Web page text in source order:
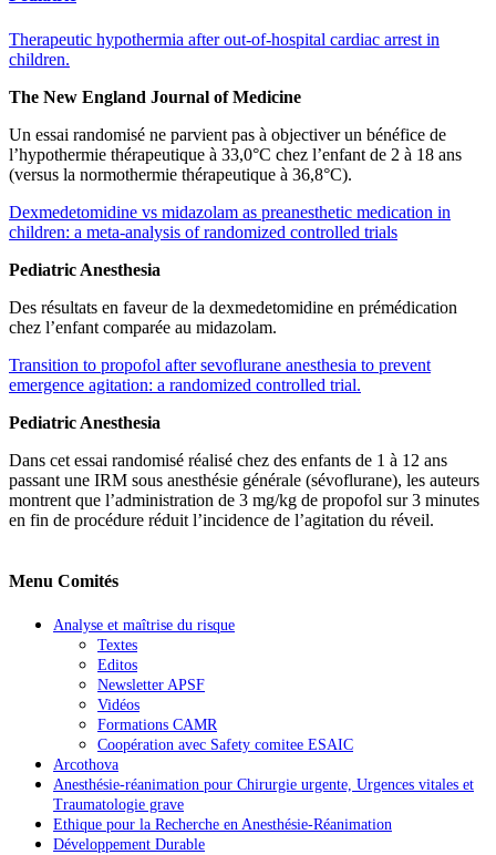
Therapeutic hypothermia after out-of-hospital cardiac arrest in
children.
The New England Journal of Medicine
Un essai randomisé ne parvient pas à objectiver un bénéfice de
l’hypothermie thérapeutique à 33,0°C chez l’enfant de 2 à 18 ans
(versus la normothermie thérapeutique à 36,8°C).
Dexmedetomidine vs midazolam as preanesthetic medication in
children: a meta-analysis of randomized controlled trials
Pediatric Anesthesia
Des résultats en faveur de la dexmedetomidine en prémédication
chez l’enfant comparée au midazolam.
Transition to propofol after sevoflurane anesthesia to prevent
emergence agitation: a randomized controlled trial.
Pediatric Anesthesia
Dans cet essai randomisé réalisé chez des enfants de 1 à 12 ans
passant une IRM sous anesthésie générale (sévoflurane), les auteurs
montrent que l’administration de 3 mg/kg de propofol sur 3 minutes
en fin de procédure réduit l’incidence de l’agitation du réveil.
Menu Comités
Analyse et maîtrise du risque
Textes
Editos
Newsletter APSF
Vidéos
Formations CAMR
Coopération avec Safety comitee ESAIC
Arcothova
Anesthésie-réanimation pour Chirurgie urgente, Urgences vitales et
Traumatologie grave
Ethique pour la Recherche en Anesthésie-Réanimation
Développement Durable